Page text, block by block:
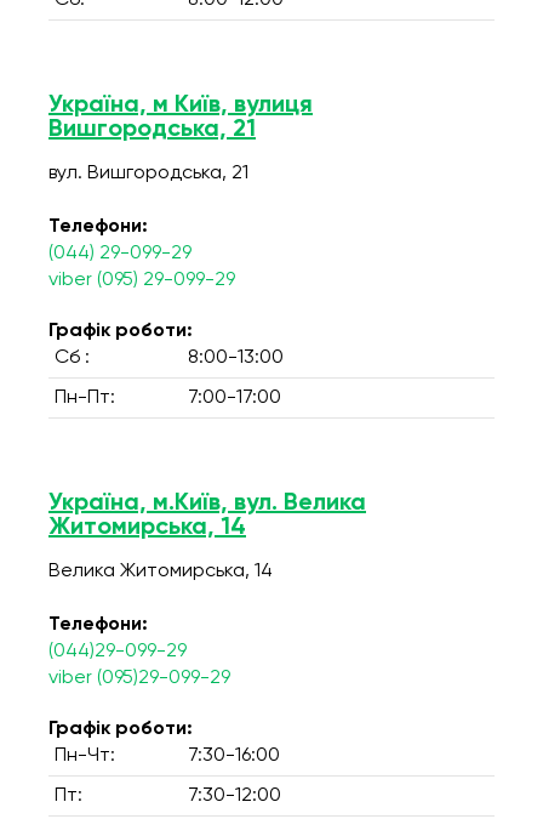
Україна, м Київ, вулиця
Вишгородська, 21
вул. Вишгородська, 21
Телефони:
(044) 29-099-29
viber (095) 29-099-29
Графік роботи:
Сб :
8:00-13:00
Пн-Пт: 7:00-17:00
Україна, м.Київ, вул. Велика
Житомирська, 14
Велика Житомирська, 14
Телефони:
(044)29-099-29
viber (095)29-099-29
Графік роботи:
Пн-Чт:
7:30-16:00
Пт: 7:30-12:00